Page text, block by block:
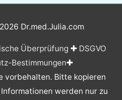
Dr.med.Julia.com
Überprüfung✚ DSGVO
Bestimmungen✚
vorbehalten. Bitte kopieren
werden nur zu